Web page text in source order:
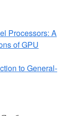
Processors: A
of GPU
to General-